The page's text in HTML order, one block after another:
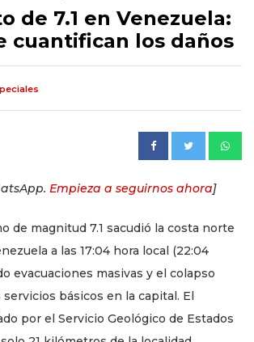
de 7.1 en Venezuela:
cuantifican los daños
Empieza a seguirnos ahora]
de magnitud 7.1 sacudió la costa norte
a las 17:04 hora local (22:04
evacuaciones masivas y el colapso
básicos en la capital. El
por el Servicio Geológico de Estados